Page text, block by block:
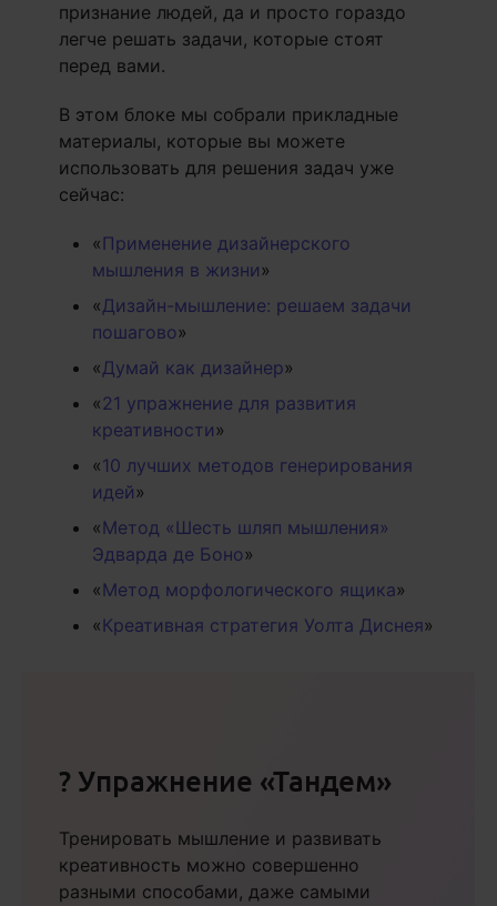
признание людей, да и просто гораздо
легче решать задачи, которые стоят
перед вами.
В этом блоке мы собрали прикладные
материалы, которые вы можете
использовать для решения задач уже
сейчас:
«Применение дизайнерского
мышления в жизни»
«Дизайн-мышление: решаем задачи
пошагово»
«Думай как дизайнер»
«21 упражнение для развития
креативности»
«10 лучших методов генерирования
идей»
«Метод «Шесть шляп мышления»
Эдварда де Боно»
«Метод морфологического ящика»
«Креативная стратегия Уолта Диснея»
? Упражнение «Тандем»
Тренировать мышление и развивать
креативность можно совершенно
разными способами, даже самыми